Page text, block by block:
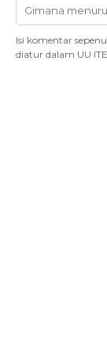
Isi komentar
diatur dalam UU ITE